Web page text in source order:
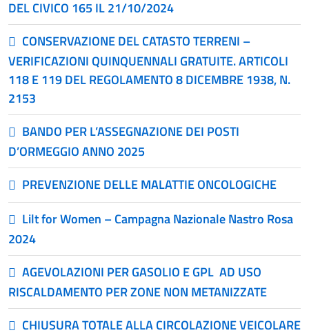
DEL CIVICO 165 IL 21/10/2024
CONSERVAZIONE DEL CATASTO TERRENI –
VERIFICAZIONI QUINQUENNALI GRATUITE. ARTICOLI
118 E 119 DEL REGOLAMENTO 8 DICEMBRE 1938, N.
2153
BANDO PER L’ASSEGNAZIONE DEI POSTI
D’ORMEGGIO ANNO 2025
PREVENZIONE DELLE MALATTIE ONCOLOGICHE
Lilt for Women – Campagna Nazionale Nastro Rosa
2024
AGEVOLAZIONI PER GASOLIO E GPL AD USO
RISCALDAMENTO PER ZONE NON METANIZZATE
CHIUSURA TOTALE ALLA CIRCOLAZIONE VEICOLARE